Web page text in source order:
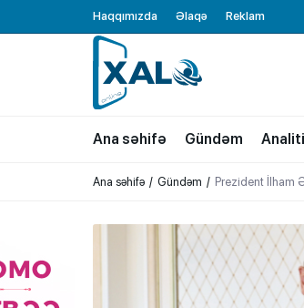
Haqqımızda Əlaqə Reklam
XALQ.ONLINE
ONLAYN PLATFORMA
Ana səhifə Gündəm
Ana səhifə Gündəm Prezident İlham